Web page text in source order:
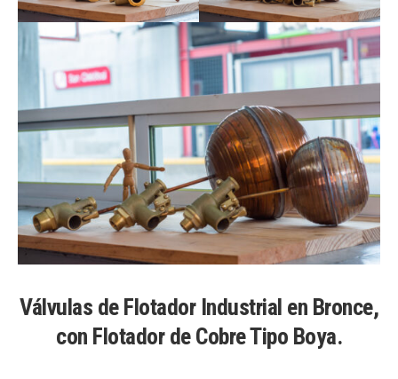
Válvulas de Flotador Industrial en Bronce,
con Flotador de Cobre Tipo Boya.